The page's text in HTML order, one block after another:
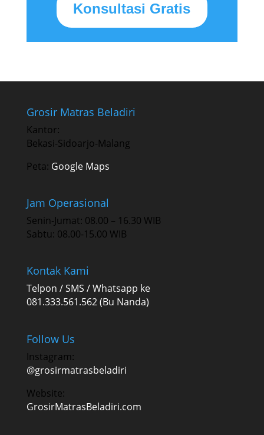
Konsultasi Gratis
Grosir Matras Beladiri
Kantor:
Bekasi-Sidoarjo-Malang
Peta: Google Maps
Jam Operasional
Senin-Jumat: 08.00 – 16.30 WIB
Sabtu: 08.00-15.00 WIB
Kontak Kami
Telpon / SMS / Whatsapp ke
081.333.561.562 (Bu Nanda)
Follow Us
Instagram:
@grosirmatrasbeladiri
Website:
GrosirMatrasBeladiri.com